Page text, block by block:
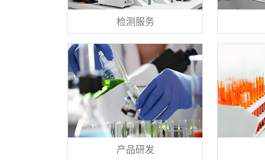
检测服务
产品研发